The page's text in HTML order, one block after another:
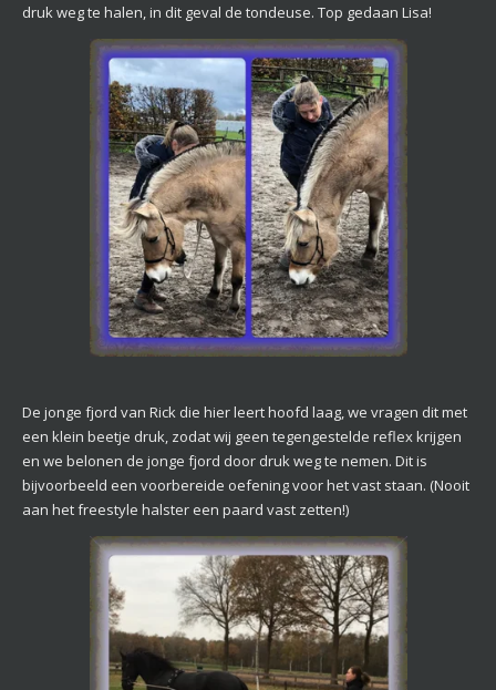
druk weg te halen, in dit geval de tondeuse. Top gedaan Lisa!
De jonge fjord van Rick die hier leert hoofd laag, we vragen dit met
een klein beetje druk, zodat wij geen tegengestelde reflex krijgen
en we belonen de jonge fjord door druk weg te nemen. Dit is
bijvoorbeeld een voorbereide oefening voor het vast staan. (Nooit
aan het freestyle halster een paard vast zetten!)